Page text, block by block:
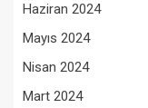
Haziran 2024
Mayıs 2024
Nisan 2024
Mart 2024